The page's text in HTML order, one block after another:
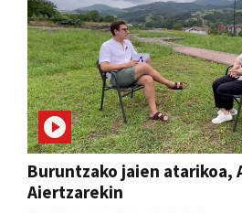
Buruntzako jaien atarikoa,
Aiertzarekin